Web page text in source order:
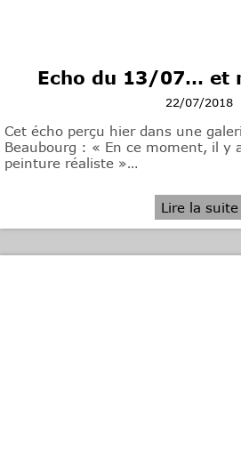
Echo du 13/07… et
22/07/2018
Cet écho perçu hier dans une
Beaubourg : « En ce moment, il y
peinture réaliste »…
Lire la suite